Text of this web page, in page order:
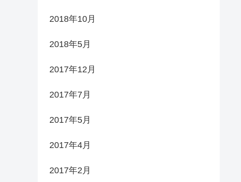
2018年10月
2018年5月
2017年12月
2017年7月
2017年5月
2017年4月
2017年2月